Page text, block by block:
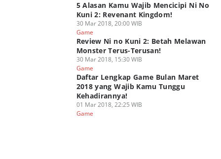
5 Alasan Kamu Wajib Mencicipi Ni No
Kuni 2: Revenant Kingdom!
30 Mar 2018, 20:00 WIB
Game
Review Ni no Kuni 2: Betah Melawan
Monster Terus-Terusan!
30 Mar 2018, 15:30 WIB
Game
Daftar Lengkap Game Bulan Maret
2018 yang Wajib Kamu Tunggu
Kehadirannya!
01 Mar 2018, 22:25 WIB
Game